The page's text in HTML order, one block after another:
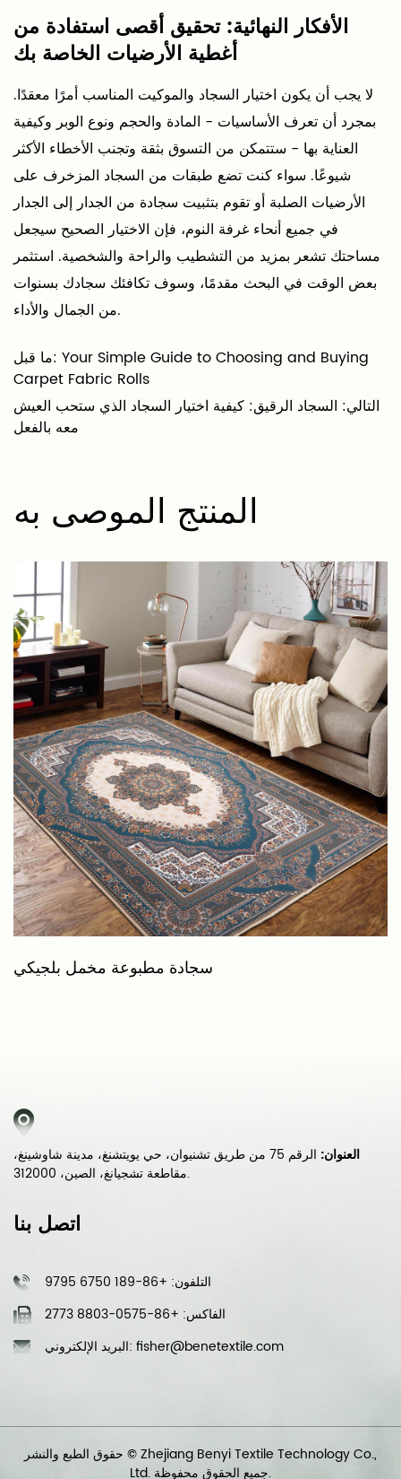
الأفكار النهائية: تحقيق أقصى استفادة من
أغطية الأرضيات الخاصة بك
لا يجب أن يكون اختيار السجاد والموكيت المناسب أمرًا معقدًا.
بمجرد أن تعرف الأساسيات - المادة والحجم ونوع الوبر وكيفية
العناية بها - ستتمكن من التسوق بثقة وتجنب الأخطاء الأكثر
شيوعًا. سواء كنت تضع طبقات من السجاد المزخرف على
الأرضيات الصلبة أو تقوم بتثبيت سجادة من الجدار إلى الجدار
في جميع أنحاء غرفة النوم، فإن الاختيار الصحيح سيجعل
مساحتك تشعر بمزيد من التشطيب والراحة والشخصية. استثمر
بعض الوقت في البحث مقدمًا، وسوف تكافئك سجادك بسنوات
من الجمال والأداء.
ما قبل: Your Simple Guide to Choosing and Buying
Carpet Fabric Rolls
التالي: السجاد الرقيق: كيفية اختيار السجاد الذي ستحب العيش
معه بالفعل
المنتج الموصى به
سجادة مطبوعة مخمل بلجيكي
العنوان:
الرقم 75 من طريق تشنيوان، حي يويتشنغ، مدينة شاوشينغ،
مقاطعة تشجيانغ، الصين، 312000.
اتصل بنا
التلفون: +86-189 6750 9795
الفاكس: +86-0575-8803 2773
البريد الإلكتروني: fisher@benetextile.com
حقوق الطبع والنشر © Zhejiang Benyi Textile Technology Co.,
Ltd. جميع الحقوق محفوظة.